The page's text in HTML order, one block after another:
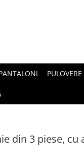
din 3 piese,